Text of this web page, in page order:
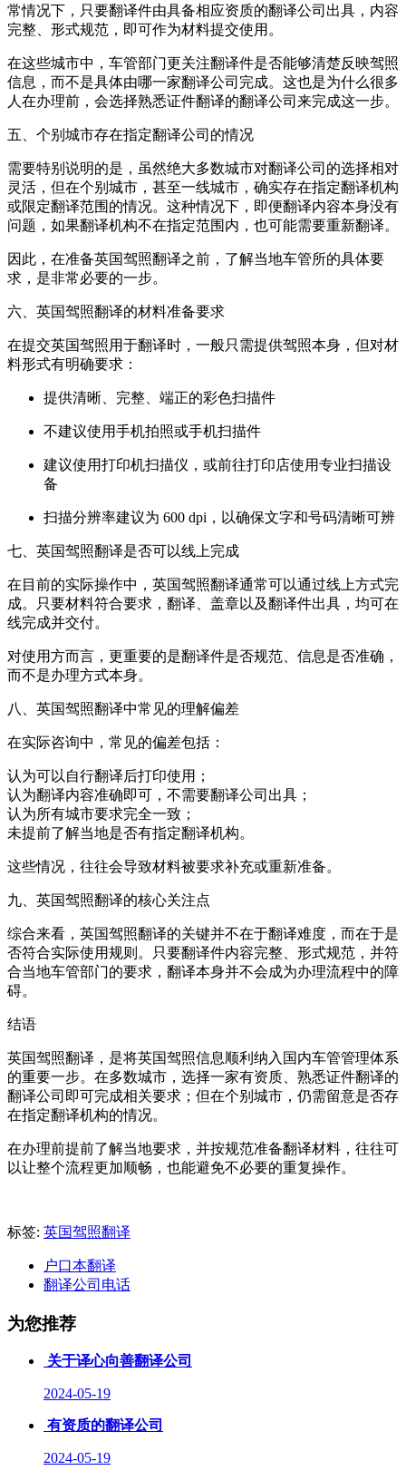
常情况下，只要翻译件由具备相应资质的翻译公司出具，内容
完整、形式规范，即可作为材料提交使用。
在这些城市中，车管部门更关注翻译件是否能够清楚反映驾照
信息，而不是具体由哪一家翻译公司完成。这也是为什么很多
人在办理前，会选择熟悉证件翻译的翻译公司来完成这一步。
五、个别城市存在指定翻译公司的情况
需要特别说明的是，虽然绝大多数城市对翻译公司的选择相对
灵活，但在个别城市，甚至一线城市，确实存在指定翻译机构
或限定翻译范围的情况。这种情况下，即便翻译内容本身没有
问题，如果翻译机构不在指定范围内，也可能需要重新翻译。
因此，在准备英国驾照翻译之前，了解当地车管所的具体要
求，是非常必要的一步。
六、英国驾照翻译的材料准备要求
在提交英国驾照用于翻译时，一般只需提供驾照本身，但对材
料形式有明确要求：
提供清晰、完整、端正的彩色扫描件
不建议使用手机拍照或手机扫描件
建议使用打印机扫描仪，或前往打印店使用专业扫描设
备
扫描分辨率建议为 600 dpi，以确保文字和号码清晰可辨
七、英国驾照翻译是否可以线上完成
在目前的实际操作中，英国驾照翻译通常可以通过线上方式完
成。只要材料符合要求，翻译、盖章以及翻译件出具，均可在
线完成并交付。
对使用方而言，更重要的是翻译件是否规范、信息是否准确，
而不是办理方式本身。
八、英国驾照翻译中常见的理解偏差
在实际咨询中，常见的偏差包括：
认为可以自行翻译后打印使用；
认为翻译内容准确即可，不需要翻译公司出具；
认为所有城市要求完全一致；
未提前了解当地是否有指定翻译机构。
这些情况，往往会导致材料被要求补充或重新准备。
九、英国驾照翻译的核心关注点
综合来看，英国驾照翻译的关键并不在于翻译难度，而在于是
否符合实际使用规则。只要翻译件内容完整、形式规范，并符
合当地车管部门的要求，翻译本身并不会成为办理流程中的障
碍。
结语
英国驾照翻译，是将英国驾照信息顺利纳入国内车管管理体系
的重要一步。在多数城市，选择一家有资质、熟悉证件翻译的
翻译公司即可完成相关要求；但在个别城市，仍需留意是否存
在指定翻译机构的情况。
在办理前提前了解当地要求，并按规范准备翻译材料，往往可
以让整个流程更加顺畅，也能避免不必要的重复操作。
标签: 英国驾照翻译
户口本翻译
翻译公司电话
为您推荐
关于译心向善翻译公司
2024-05-19
有资质的翻译公司
2024-05-19